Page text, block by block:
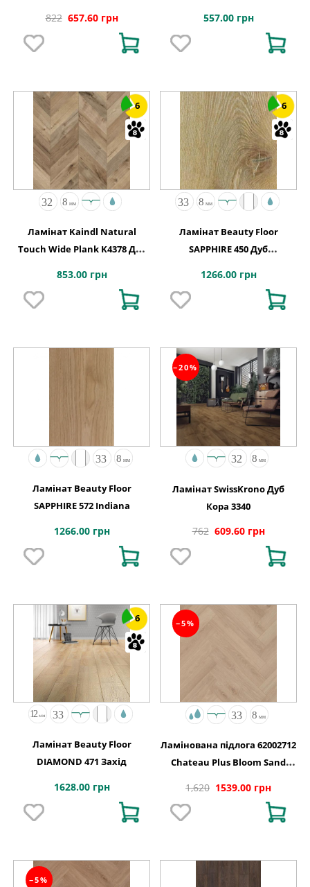
822 657.60 грн 557.00 грн
6
Ламінат Kaindl Natural
Touch Wide Plank K4378 Дуб
853.00 грн
6
Ламінат Beauty Floor
SAPPHIRE 450 Дуб
1266.00 грн
Ламінат Beauty Floor
SAPPHIRE 572 Indiana
1266.00 грн
−20%
Ламінат SwissKrono Дуб
Кора 3340
762 609.60 грн
6
Ламінат Beauty Floor
DIAMOND 471 Захід
1628.00 грн
−5%
Ламінована підлога 62002712
Chateau Plus Bloom Sand
1,620 1539.00 грн
−5%